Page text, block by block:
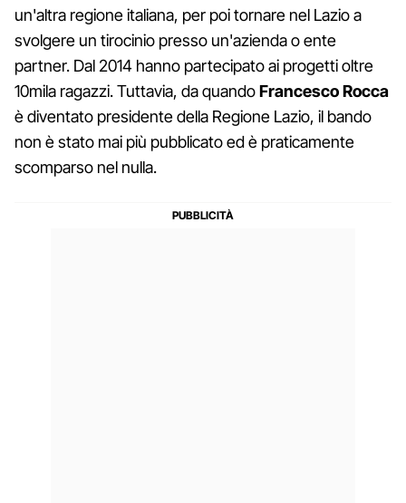
un'altra regione italiana, per poi tornare nel Lazio a
svolgere un tirocinio presso un'azienda o ente
partner. Dal 2014 hanno partecipato ai progetti oltre
10mila ragazzi. Tuttavia, da quandoFrancesco Rocca
è diventato presidente della Regione Lazio, il bando
non è stato mai più pubblicato ed è praticamente
scomparso nel nulla.